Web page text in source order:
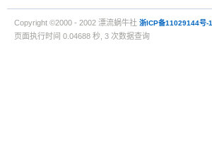
Copyright ©2000 - 2002 漂流蜗牛社 浙ICP备11029144号-1
页面执行时间 0.04688 秒, 3 次数据查询